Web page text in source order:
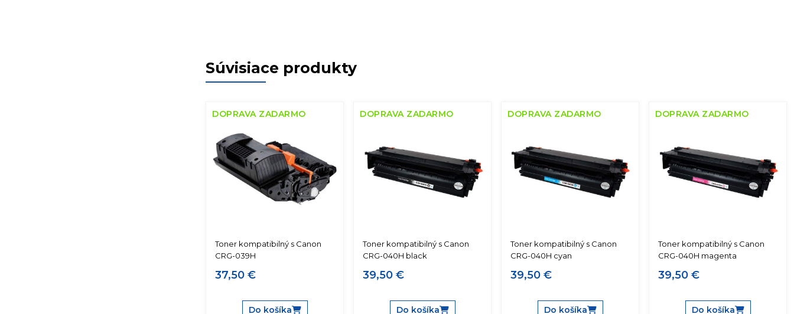
Súvisiace produkty
DOPRAVA ZADARMO
Toner kompatibilný s Canon
CRG-039H
37,50 €
Do košíka
DOPRAVA ZADARMO
Toner kompatibilný s Canon
CRG-040H black
39,50 €
Do košíka
DOPRAVA ZADARMO
Toner kompatibilný s Canon
CRG-040H cyan
39,50 €
Do košíka
DOPRAVA ZADARMO
Toner kompatibilný s Canon
CRG-040H magenta
39,50 €
Do košíka